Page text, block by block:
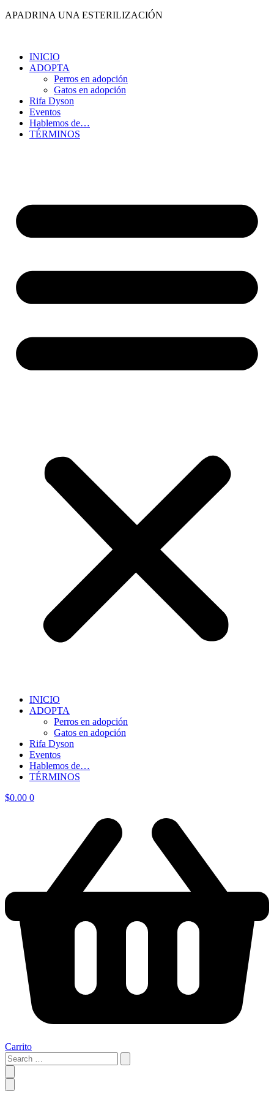
Ir
APADRINA UNA ESTERILIZACIÓN
INICIO
ADOPTA
Perros en adopción
Gatos en adopción
Rifa Dyson
Eventos
Hablemos de…
TÉRMINOS
INICIO
ADOPTA
Perros en adopción
Gatos en adopción
Rifa Dyson
Eventos
Hablemos de…
TÉRMINOS
$0.00 0
Carrito
Search
…